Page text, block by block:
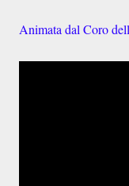
Animata dal Coro